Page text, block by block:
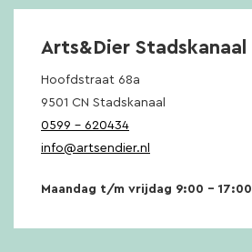
Arts&Dier Stadskanaal
Hoofdstraat 68a
9501 CN Stadskanaal
0599 – 620434
info@artsendier.nl
Maandag t/m vrijdag 9:00 – 17:00